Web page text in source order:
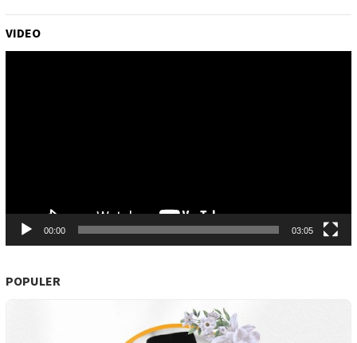
VIDEO
00:00 03:05
POPULER